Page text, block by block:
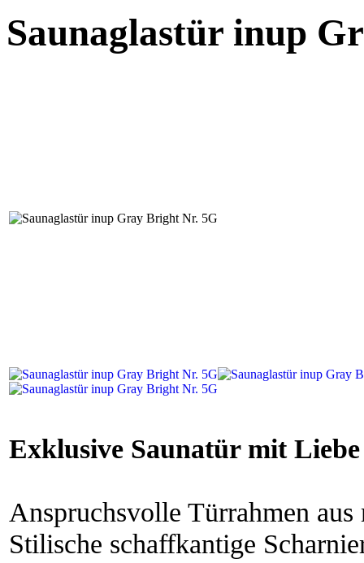
Saunaglastür inup
Exklusive Saunatür mit
Anspruchsvolle Türrahmen aus
Stilische schaffkantige